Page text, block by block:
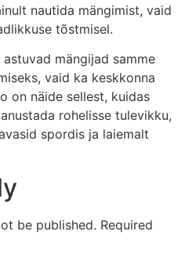
nautida mängimist, vaid
tõstmisel.
mängijad samme
vaid ka keskkonna
on näide sellest, kuidas
rohelisse tulevikku,
spordis ja laiemalt
be published. Required